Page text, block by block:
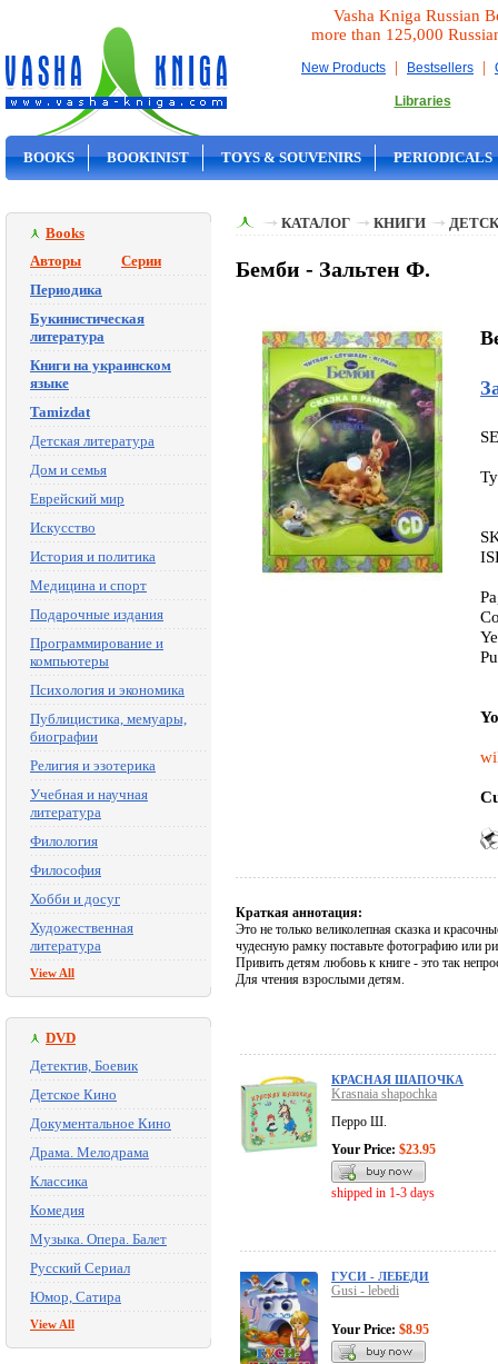
Vasha Kniga Russian
more than 125,000
New Products | Bestsellers |
Libraries
BOOKS BOOKINIST TOYS & SOUVENIRS PERIODICALS
Books
Авторы
Серии
Периодика
Букинистическая
литература
Книги на украинском
языке
Tamizdat
Детская литература
Дом и семья
Еврейский мир
Искусство
История и политика
Медицина и спорт
Подарочные издания
Программирование и
компьютеры
Психология и экономика
Публицистика, мемуары,
биографии
Религия и эзотерика
Учебная и научная
литература
Филология
Философия
Хобби и досуг
Художественная
литература
View All
DVD
Детектив, Боевик
Детское Кино
Документальное Кино
Драма. Мелодрама
Классика
Комедия
Музыка. Опера. Балет
Русский Сериал
Юмор, Сатира
View All
КАТАЛОГ КНИГИ
Бемби - Зальтен Ф.
Краткая аннотация:
Это не только великолепная сказка и
чудесную рамку поставьте фотографию или
Привить детям любовь к книге - это так
Для чтения взрослыми детям.
КРАСНАЯ ШАПОЧКА
Krasnaia shapochka
Перро Ш.
Your Price: $23.95
shipped in 1-3 days
ГУСИ - ЛЕБЕДИ
Gusi - lebedi
Your Price: $8.95